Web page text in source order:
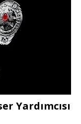
Yardımcısı